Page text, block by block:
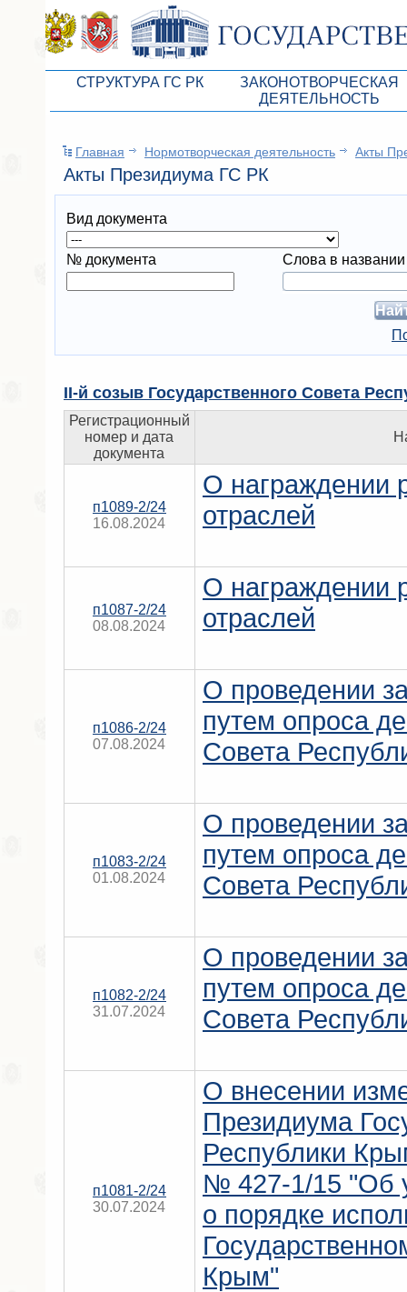
СТРУКТУРА ГС РК
Президиум ГС РК
Депутатский корпус
Комитеты ГС РК
Депутатские фракции ГС РК
Поиск депутата по округу
ЗАКОНОТВОРЧЕСКАЯ
ДЕЯТЕЛЬНОСТЬ
Бюджет Республики
Независимая
Информация
Схема
Главная Нормотворческая деятельность Aкты
Aкты Президиума ГС РК
Вид документа
№ документа Слова в названии
II-й созыв Государственного Совета
Регистрационный
номер и дата
документа
п1089-2/24
16.08.2024
О награждении
отраслей
п1087-2/24
08.08.2024
О награждении
отраслей
п1086-2/24
07.08.2024
О проведении
путем опроса
Совета
п1083-2/24
01.08.2024
О проведении
путем опроса
Совета
п1082-2/24
31.07.2024
О проведении
путем опроса
Совета
п1081-2/24
30.07.2024
О внесении
Президиума
Республики
№ 427-1/15 "Об
о порядке
Крым"